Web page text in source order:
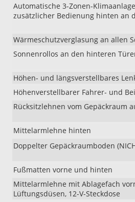
Automatische 3-Zonen-
zusätzlicher Bedienung hinten an
Wärmeschutzverglasung an allen
Sonnenrollos an den hinteren
Höhen- und längsverstellbares
Höhenverstellbarer Fahrer- und
Rücksitzlehnen vom Gepäckraum
Mittelarmlehne hinten
Doppelter Gepäckraumboden
Fußmatten vorne und hinten
Mittelarmlehne mit Ablagefach
Lüftungsdüsen, 12-V-Steckdose